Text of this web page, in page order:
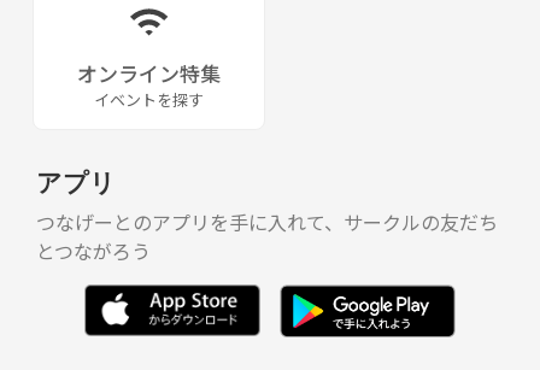
オンライン特集
イベントを探す
アプリ
つなげーとのアプリを手に入れて、サークルの友だち
とつながろう